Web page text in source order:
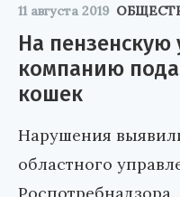
11 августа 2019
На
компанию
кошек
Нарушения
областного
Роспотребнадзора.